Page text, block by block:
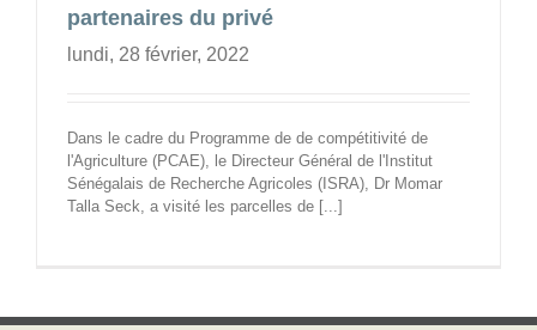
partenaires du privé
lundi, 28 février, 2022
Dans le cadre du Programme de de compétitivité de
l'Agriculture (PCAE), le Directeur Général de l'Institut
Sénégalais de Recherche Agricoles (ISRA), Dr Momar
Talla Seck, a visité les parcelles de [...]